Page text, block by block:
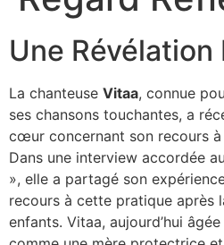
Une
La chanteuse Vitaa, connue
ses chansons touchantes, a
cœur concernant son recours à
Dans une interview accordée
», elle a partagé son
recours à cette pratique après
enfants. Vitaa, aujourd’hui